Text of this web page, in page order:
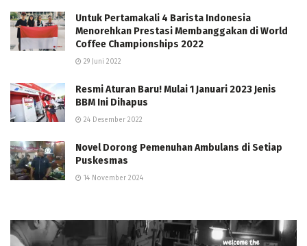
Untuk Pertamakali 4 Barista Indonesia
Menorehkan Prestasi Membanggakan di World
Coffee Championships 2022
29 Juni 2022
Resmi Aturan Baru! Mulai 1 Januari 2023 Jenis
BBM Ini Dihapus
24 Desember 2022
Novel Dorong Pemenuhan Ambulans di Setiap
Puskesmas
14 November 2024